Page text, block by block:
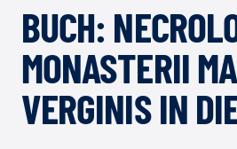
BUCH:
MONASTERII
VERGINIS IN